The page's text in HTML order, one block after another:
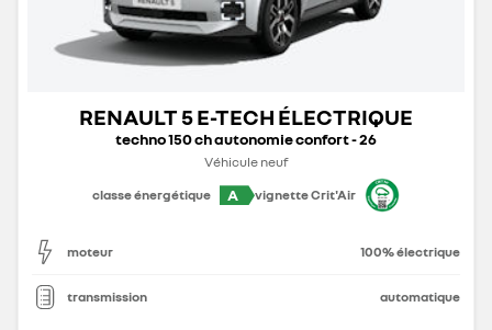
RENAULT 5 E-TECH ÉLECTRIQUE
techno 150 ch autonomie confort - 26
Véhicule neuf
classe énergétique
A vignette Crit'Air
moteur 100% électrique
transmission automatique